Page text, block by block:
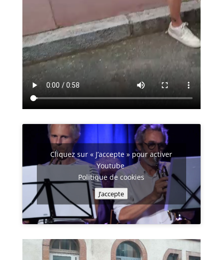
Cliquez sur « J’accepte » pour activer
Youtube
Politique de cookies
J’accepte